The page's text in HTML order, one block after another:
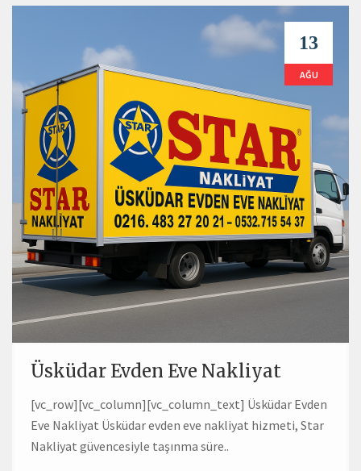
13
AĞU
Üsküdar Evden Eve Nakliyat
[vc_row][vc_column][vc_column_text] Üsküdar Evden
Eve Nakliyat Üsküdar evden eve nakliyat hizmeti, Star
Nakliyat güvencesiyle taşınma süre..